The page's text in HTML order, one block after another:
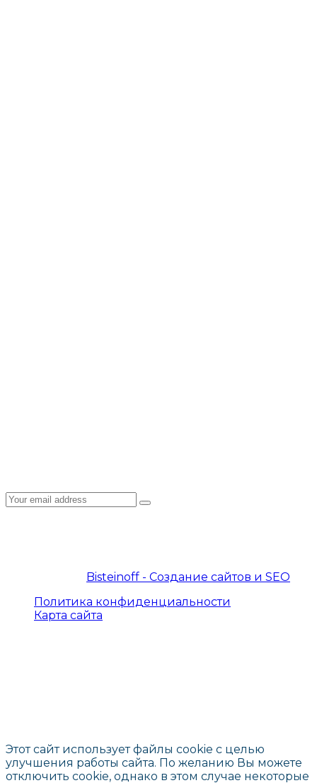
Bisteinoff - Создание сайтов и SEO
Политика конфиденциальности
Карта сайта
Этот сайт использует файлы cookie с целью
улучшения работы сайта. По желанию Вы можете
отключить cookie, однако в этом случае некоторые